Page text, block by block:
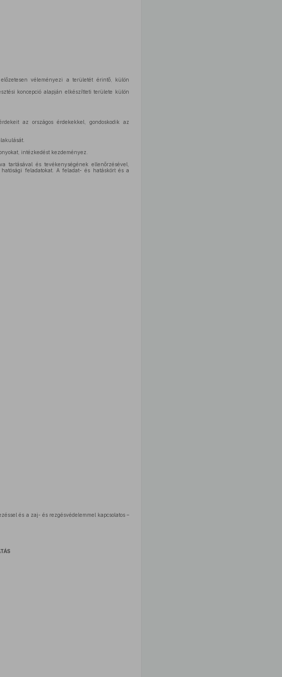
véleményezi a területét érintő, külön
koncepció alapján elkészítteti területe külön
az országos érdekekkel, gondoskodik az
intézkedést kezdeményez.
tartásával és tevékenységének ellenőrzésével,
feladatokat. A feladat- és hatáskört és a
és a zaj- és rezgésvédelemmel kapcsolatos –